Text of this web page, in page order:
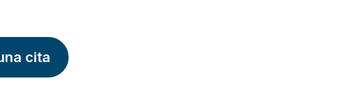
cita